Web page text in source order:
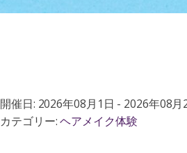
開催日: 2026年08月1日 - 2026年08月
カテゴリー:ヘアメイク体験